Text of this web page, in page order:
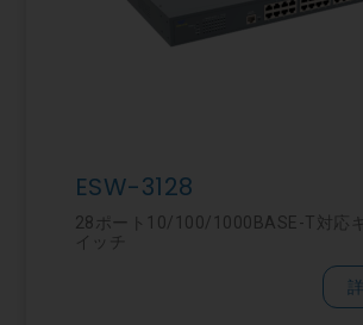
ESW-3128
28ポート10/100/1000BASE-T対応
イッチ